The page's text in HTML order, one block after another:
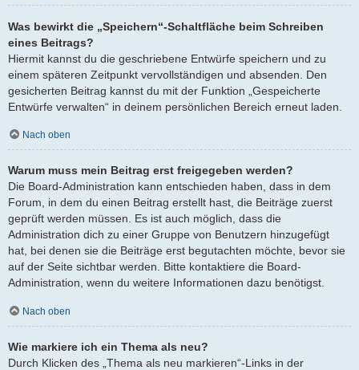
Was bewirkt die „Speichern“-Schaltfläche beim Schreiben
eines Beitrags?
Hiermit kannst du die geschriebene Entwürfe speichern und zu
einem späteren Zeitpunkt vervollständigen und absenden. Den
gesicherten Beitrag kannst du mit der Funktion „Gespeicherte
Entwürfe verwalten“ in deinem persönlichen Bereich erneut laden.
Nach oben
Warum muss mein Beitrag erst freigegeben werden?
Die Board-Administration kann entschieden haben, dass in dem
Forum, in dem du einen Beitrag erstellt hast, die Beiträge zuerst
geprüft werden müssen. Es ist auch möglich, dass die
Administration dich zu einer Gruppe von Benutzern hinzugefügt
hat, bei denen sie die Beiträge erst begutachten möchte, bevor sie
auf der Seite sichtbar werden. Bitte kontaktiere die Board-
Administration, wenn du weitere Informationen dazu benötigst.
Nach oben
Wie markiere ich ein Thema als neu?
Durch Klicken des „Thema als neu markieren“-Links in der